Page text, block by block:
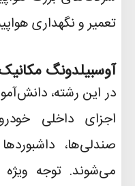
تعمیر و نگهداری
آوسبیلدونگ
در این رشته،
اجزای داخلی
صندلی‌ها،
می‌شوند. توجه